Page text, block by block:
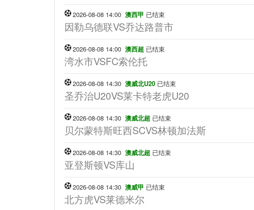
2026-08-08 14:00 澳西甲 已结束
因勒乌德联VS乔达路普市
2026-08-08 14:00 澳西超 已结束
湾水市VSFC索伦托
2026-08-08 14:30 澳威北U20 已结束
圣乔治U20VS莱卡特老虎U20
2026-08-08 14:30 澳威北超 已结束
贝尔蒙特斯旺西SCVS林顿加法斯
2026-08-08 14:30 澳威北超 已结束
亚登斯顿VS库山
2026-08-08 14:30 澳威甲 已结束
北方虎VS莱德米尔